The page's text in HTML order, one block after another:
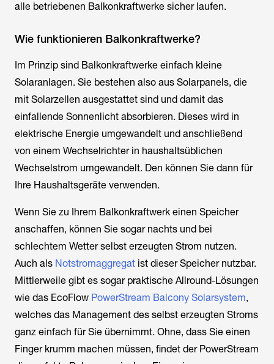
alle betriebenen Balkonkraftwerke sicher laufen.
Wie funktionieren Balkonkraftwerke?
Im Prinzip sind Balkonkraftwerke einfach kleine
Solaranlagen. Sie bestehen also aus Solarpanels, die
mit Solarzellen ausgestattet sind und damit das
einfallende Sonnenlicht absorbieren. Dieses wird in
elektrische Energie umgewandelt und anschließend
von einem Wechselrichter in haushaltsüblichen
Wechselstrom umgewandelt. Den können Sie dann für
Ihre Haushaltsgeräte verwenden.
Wenn Sie zu Ihrem Balkonkraftwerk einen Speicher
anschaffen, können Sie sogar nachts und bei
schlechtem Wetter selbst erzeugten Strom nutzen.
Auch als Notstromaggregat ist dieser Speicher nutzbar.
Mittlerweile gibt es sogar praktische Allround-Lösungen
wie das EcoFlow PowerStream Balcony Solarsystem,
welches das Management des selbst erzeugten Stroms
ganz einfach für Sie übernimmt. Ohne, dass Sie einen
Finger krumm machen müssen, findet der PowerStream